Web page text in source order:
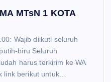
MTsN 1 KOTA
Wajib diikuti seluruh
biru Seluruh
harus terkirim ke WA
link berikut untuk…